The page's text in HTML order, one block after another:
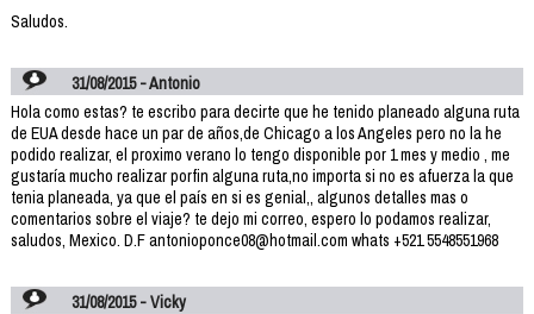
Saludos.
31/08/2015 - Antonio
Hola como estas? te escribo para decirte que he tenido planeado alguna ruta
de EUA desde hace un par de años,de Chicago a los Angeles pero no la he
podido realizar, el proximo verano lo tengo disponible por 1 mes y medio , me
gustaría mucho realizar porfin alguna ruta,no importa si no es afuerza la que
tenia planeada, ya que el país en si es genial,, algunos detalles mas o
comentarios sobre el viaje? te dejo mi correo, espero lo podamos realizar,
saludos, Mexico. D.F antonioponce08@hotmail.com whats +521 5548551968
31/08/2015 - Vicky